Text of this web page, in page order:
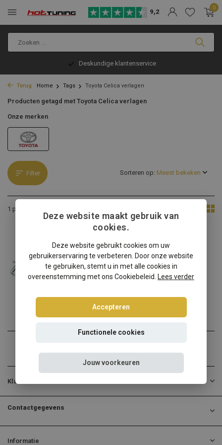
9,2
0
Deskundige klantenservice
Terug Home Tags Toyota Celica verlagen
Producten getagd met Toyota Celica verlagen
Onze merken
Filter
1 product
Sorteren op:
Toyota Celica schroefset
Toyota Celica verlagen? K...
€474,95
Klantenservice
Contactgegevens
Informatie
Deze website maakt gebruik van
cookies.
Deze website gebruikt cookies om uw
gebruikerservaring te verbeteren. Door onze website
te gebruiken, stemt u in met alle cookies in
overeenstemming met ons Cookiebeleid.
Lees verder
Accepteren
Functionele cookies
Jouw voorkeuren